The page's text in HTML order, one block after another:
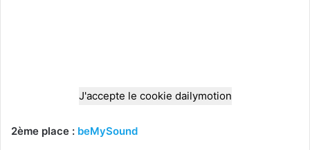
J'accepte le cookie dailymotion
2ème place : beMySound